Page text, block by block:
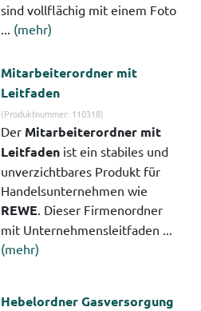
sind vollflächig mit einem Foto
... (mehr)
Mitarbeiterordner mit
Leitfaden
(Produktnummer: 110318)
Der Mitarbeiterordner mit
Leitfaden ist ein stabiles und
unverzichtbares Produkt für
Handelsunternehmen wie
REWE. Dieser Firmenordner
mit Unternehmensleitfaden ...
(mehr)
Hebelordner Gasversorgung